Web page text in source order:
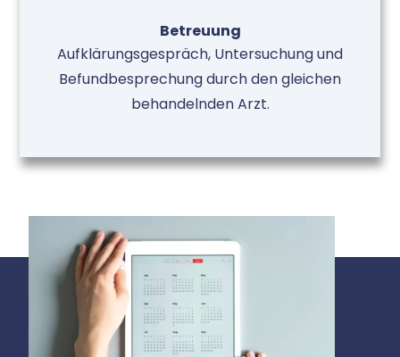
Betreuung
Aufklärungsgespräch, Untersuchung und
Befundbesprechung durch den gleichen
behandelnden Arzt.